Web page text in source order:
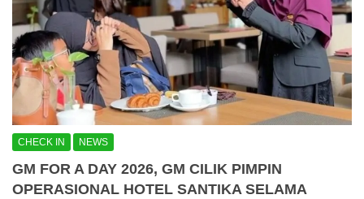
CHECK IN NEWS
GM FOR A DAY 2026, GM CILIK PIMPIN
OPERASIONAL HOTEL SANTIKA SELAMA